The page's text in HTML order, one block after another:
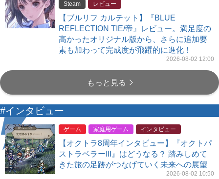
Steam
レビュー
【ブルリフ カルテット】『BLUE
REFLECTION TIE/帝』レビュー。満足度の
高かったオリジナル版から、さらに追加要
素も加わって完成度が飛躍的に進化！
2026-08-02 12:00
もっと見る
#インタビュー
ゲーム 家庭用ゲーム インタビュー
【オクトラ8周年インタビュー】『オクトパ
ストラベラーIII』はどうなる？ 踏みしめて
きた旅の足跡がつなげていく未来への展望
2026-08-02 10:50